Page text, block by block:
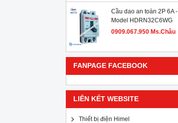
Cầu dao an toàn 2P 6A -
Model HDRN32C6WG
0909.067.950 Ms.Châu
FANPAGE FACEBOOK
LIÊN KẾT WEBSITE
Thiết bị điện Himel